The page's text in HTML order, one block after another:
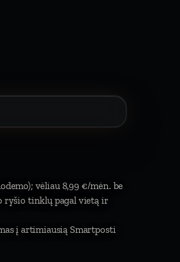
vėliau 8,99 €/mėn. be
ryšio tinklų pagal vietą ir
į artimiausią Smartposti